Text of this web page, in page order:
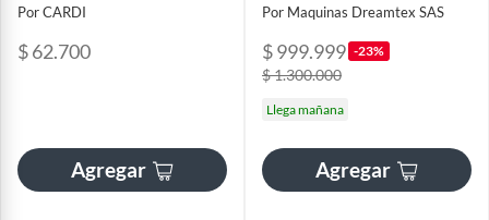
Por CARDI
$ 62.700
Agregar
Por Maquinas Dreamtex SAS
$ 999.999 -23%
$ 1.300.000
Llega mañana
Agregar